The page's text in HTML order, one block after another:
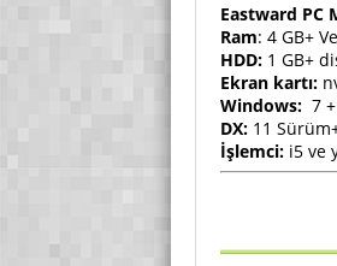
Eastward PC
Ram: 4 GB+
HDD: 1 GB+
Ekran kartı:
Windows: 7
DX: 11
İşlemci: i5 ve